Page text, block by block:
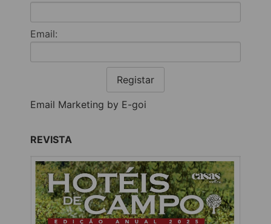
Email:
Registar
Email Marketing by E-goi
REVISTA